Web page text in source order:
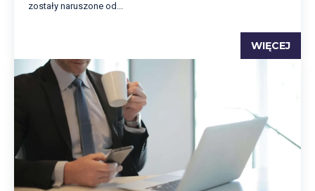
zostały naruszone od...
WIĘCEJ